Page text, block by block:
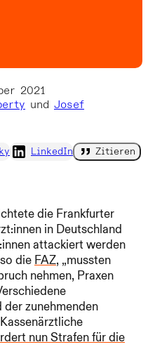
2021
und Josef
LinkedIn Zitieren
die Frankfurter
in Deutschland
attackiert werden
die FAZ, „mussten
nehmen, Praxen
zunehmenden
nun Strafen für die